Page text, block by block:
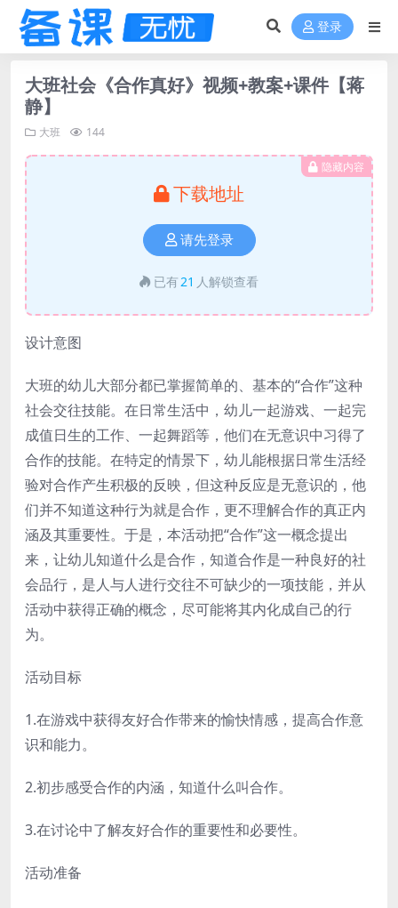
登录
大班社会《合作真好》视频+教案+课件【蒋
静】
大班 144
隐藏内容
下载地址
请先登录
已有21 人解锁查看
设计意图
大班的幼儿大部分都已掌握简单的、基本的“合作”这种
社会交往技能。在日常生活中，幼儿一起游戏、一起完
成值日生的工作、一起舞蹈等，他们在无意识中习得了
合作的技能。在特定的情景下，幼儿能根据日常生活经
验对合作产生积极的反映，但这种反应是无意识的，他
们并不知道这种行为就是合作，更不理解合作的真正内
涵及其重要性。于是，本活动把“合作”这一概念提出
来，让幼儿知道什么是合作，知道合作是一种良好的社
会品行，是人与人进行交往不可缺少的一项技能，并从
活动中获得正确的概念，尽可能将其内化成自己的行
为。
活动目标
1.在游戏中获得友好合作带来的愉快情感，提高合作意
识和能力。
2.初步感受合作的内涵，知道什么叫合作。
3.在讨论中了解友好合作的重要性和必要性。
活动准备